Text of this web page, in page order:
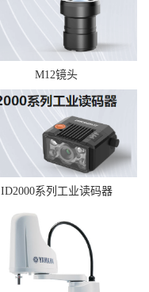
M12镜头
ID2000系列工业读码器